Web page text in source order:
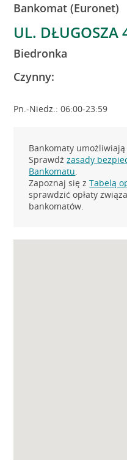
Bankomat (Euronet)
UL. DŁUGOSZA
Biedronka
Czynny:
Pn.-Niedz.: 06:00-23:59
Bankomaty
Sprawdźzasady
Bankomatu.
Zapoznaj się zTabelą
sprawdzić opłaty
bankomatów.